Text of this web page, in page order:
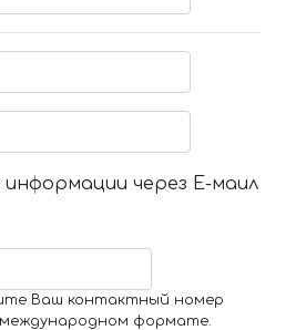
через Е-маил
Ваш контактный номер
формате.